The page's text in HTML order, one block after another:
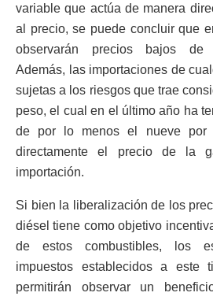
variable que actúa de manera
al precio, se puede concluir que
observarán precios bajos de
Además, las importaciones de
sujetas a los riesgos que trae
peso, el cual en el último año ha
de por lo menos el nueve por
directamente el precio de la
importación.
Si bien la liberalización de los
diésel tiene como objetivo
de estos combustibles, los
impuestos establecidos a este
permitirán observar un